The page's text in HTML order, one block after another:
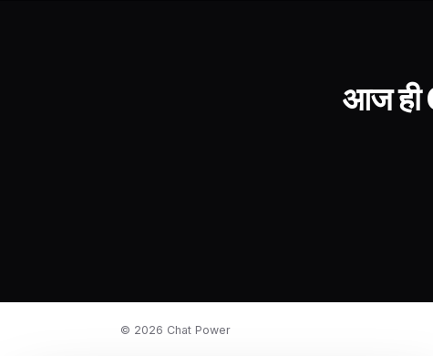
आज ही
© 2026 Chat Power